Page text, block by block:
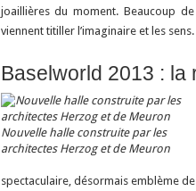
joaillières du moment. Beaucoup
viennent titiller l’imaginaire et les sens.
Baselworld 2013 : la
Nouvelle halle construite par les
architectes Herzog et de Meuron
spectaculaire, désormais emblème